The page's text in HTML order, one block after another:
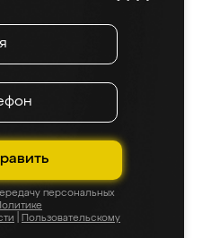
персональных
Пользовательскому